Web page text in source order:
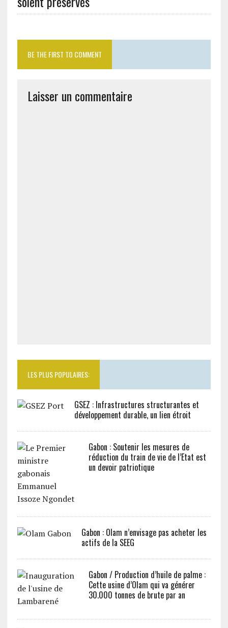
BE THE FIRST TO COMMENT
Laisser un commentaire
LES PLUS POPULAIRES:
GSEZ : Infrastructures structurantes et
développement durable, un lien étroit
Gabon : Soutenir les mesures de
réduction du train de vie de l’Etat est
un devoir patriotique
Gabon : Olam n’envisage pas acheter les
actifs de la SEEG
Gabon / Production d’huile de palme :
Cette usine d’Olam qui va générer
30.000 tonnes de brute par an